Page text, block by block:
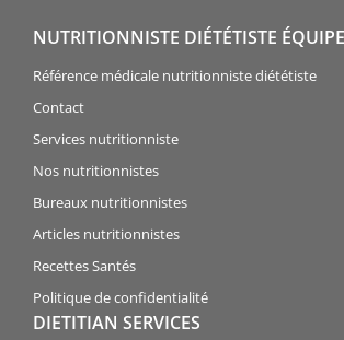
NUTRITIONNISTE DIÉTÉTISTE
Référence médicale nutritionniste diététiste
Contact
Services nutritionniste
Nos nutritionnistes
Bureaux nutritionnistes
Articles nutritionnistes
Recettes Santés
Politique de confidentialité
DIETITIAN SERVICES